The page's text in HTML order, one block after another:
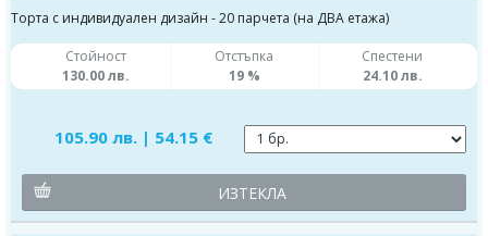
Торта с индивидуален дизайн - 20 парчета (на ДВА етажа)
Стойност
130.00 лв.
Отстъпка
19 %
Спестени
24.10 лв.
105.90 лв. | 54.15 €
ИЗТЕКЛА